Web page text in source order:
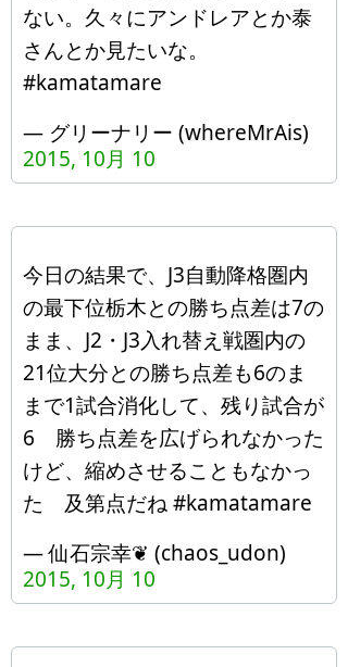
ない。久々にアンドレアとか泰
さんとか見たいな。
#kamatamare
— グリーナリー (whereMrAis)
2015, 10月 10
今日の結果で、J3自動降格圏内
の最下位栃木との勝ち点差は7の
まま、J2・J3入れ替え戦圏内の
21位大分との勝ち点差も6のま
まで1試合消化して、残り試合が
6 勝ち点差を広げられなかった
けど、縮めさせることもなかっ
た 及第点だね #kamatamare
— 仙石宗幸❦ (chaos_udon)
2015, 10月 10